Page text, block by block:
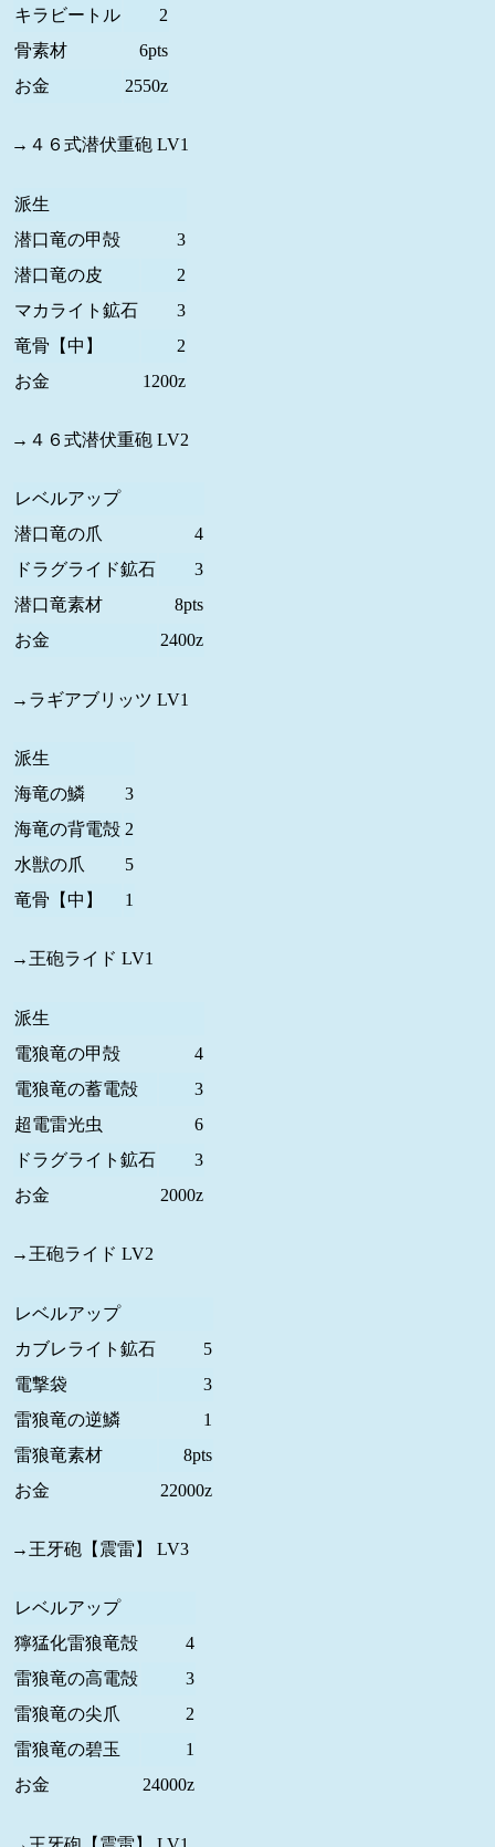
キラビートル
2
骨素材
6pts
お金
2550z
→４６式潜伏重砲 LV1
派生
潜口竜の甲殻
3
潜口竜の皮
2
マカライト鉱石
3
竜骨【中】
2
お金
1200z
→４６式潜伏重砲 LV2
レベルアップ
潜口竜の爪
4
ドラグライド鉱石
3
潜口竜素材
8pts
お金
2400z
→ラギアブリッツ LV1
派生
海竜の鱗
3
海竜の背電殻 2
水獣の爪
5
竜骨【中】
1
→王砲ライド LV1
派生
電狼竜の甲殻
4
電狼竜の蓄電殻
3
超電雷光虫
6
ドラグライト鉱石
3
お金
2000z
→王砲ライド LV2
レベルアップ
カブレライト鉱石
5
電撃袋
3
雷狼竜の逆鱗
1
雷狼竜素材
8pts
お金
22000z
→王牙砲【震雷】 LV3
レベルアップ
獰猛化雷狼竜殻
4
雷狼竜の高電殻
3
雷狼竜の尖爪
2
雷狼竜の碧玉
1
お金
24000z